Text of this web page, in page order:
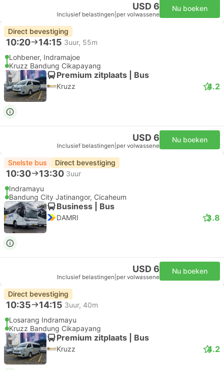
USD 6
Inclusief belastingen per volwassene
Nu boeken
Direct bevestiging
10:20 14:15 3uur, 55m
Lohbener, Indramajoe
Kruzz Bandung Cikapayang
Premium zitplaats | Bus
Kruzz 4.2
USD 6
Inclusief belastingen per volwassene
Nu boeken
Snelste bus Direct bevestiging
10:30 13:30 3uur
Indramayu
Bandung City Jatinangor, Cicaheum
Business | Bus
DAMRI 3.8
USD 6
Inclusief belastingen per volwassene
Nu boeken
Direct bevestiging
10:35 14:15 3uur, 40m
Losarang Indramayu
Kruzz Bandung Cikapayang
Premium zitplaats | Bus
Kruzz 4.2